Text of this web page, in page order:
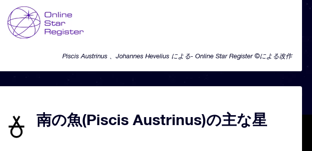
Piscis Austrinus 、Johannes Hevelius による- Online Star Register ©による改作
南の魚(Piscis Austrinus)の主な星